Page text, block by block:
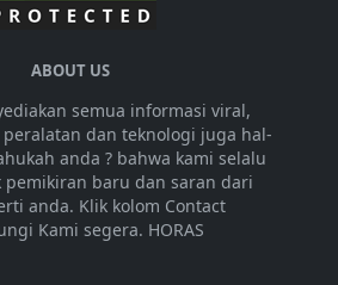
ABOUT US
semua informasi viral,
dan teknologi juga hal-
anda ? bahwa kami selalu
baru dan saran dari
anda. Klik kolom Contact
Kami segera. HORAS